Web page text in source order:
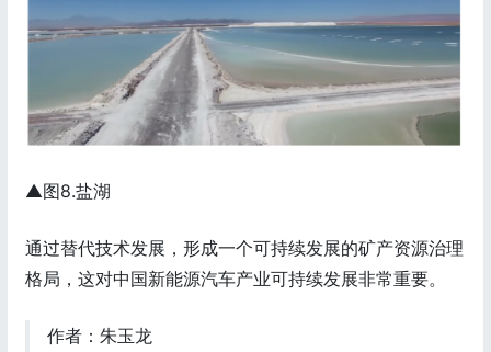
▲图8.盐湖
通过替代技术发展，形成一个可持续发展的矿产资源治理
格局，这对中国新能源汽车产业可持续发展非常重要。
作者：朱玉龙